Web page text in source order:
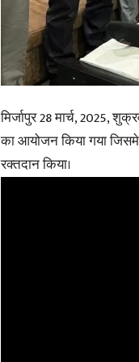
मिर्जापुर 28 मार्च, 2025,
का आयोजन किया गया
रक्तदान किया।